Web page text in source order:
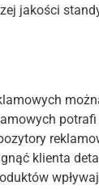
jakości
klienta